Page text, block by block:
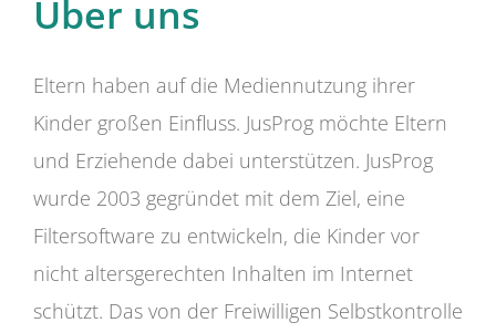
Über uns
Eltern haben auf die Mediennutzung ihrer
Kinder großen Einfluss. JusProg möchte Eltern
und Erziehende dabei unterstützen. JusProg
wurde 2003 gegründet mit dem Ziel, eine
Filtersoftware zu entwickeln, die Kinder vor
nicht altersgerechten Inhalten im Internet
schützt. Das von der Freiwilligen Selbstkontrolle